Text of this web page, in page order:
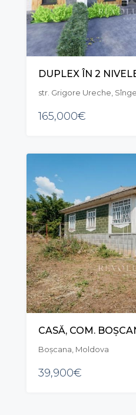
str. Grigore Ureche,
165,000€
CASĂ, COM.
Boșcana, Moldova
39,900€